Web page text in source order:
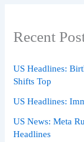
Recent
US Headlines:
Shifts Top
US Headlines:
US News: Meta
Headlines